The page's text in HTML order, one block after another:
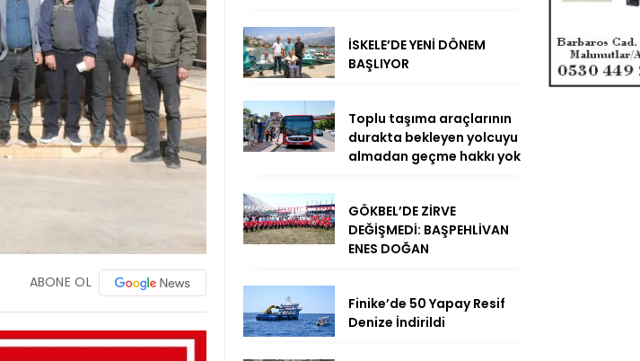
ABONE OL
İSKELE’DE YENİ DÖNEM
BAŞLIYOR
Toplu taşıma araçlarının
durakta bekleyen yolcuyu
almadan geçme hakkı yok
GÖKBEL’DE ZİRVE
DEĞİŞMEDİ: BAŞPEHLİVAN
ENES DOĞAN
Finike’de 50 Yapay Resif
Denize İndirildi